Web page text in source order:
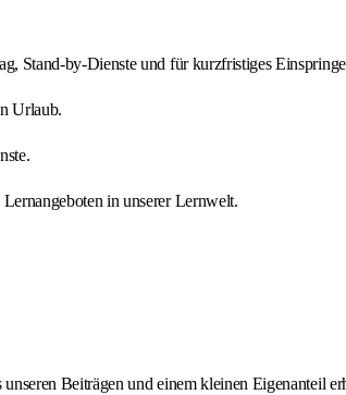
Stand-by-Dienste und für kurzfristiges
Urlaub.
in unserer Lernwelt.
Beiträgen und einem kleinen Eigenanteil